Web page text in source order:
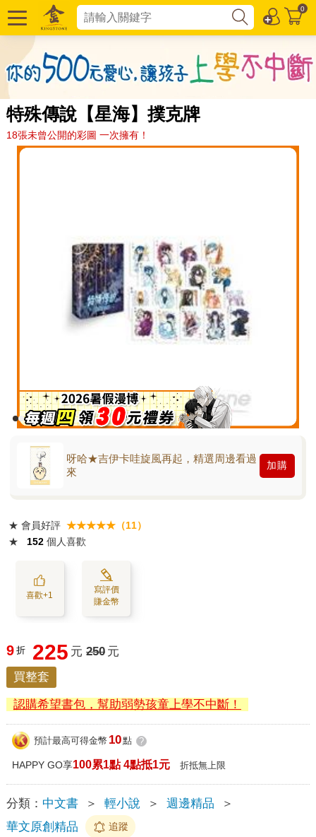
0
特殊傳說【星海】撲克牌
18張未曾公開的彩圖 一次擁有！
呀哈★吉伊卡哇旋風再起，精選周邊看過
來
加購
★ 會員好評 ★★★★★（11）
★
152 個人喜歡
喜歡+1
寫評價
賺金幣
9 折 225 元 250 元
買整套
認購希望書包，幫助弱勢孩童上學不中斷！
預計最高可得金幣 10點 ?
HAPPY GO享100累1點 4點抵1元 折抵無上限
分類： 中文書 ＞ 輕小說 ＞ 週邊精品
＞
華文原創精品
追蹤